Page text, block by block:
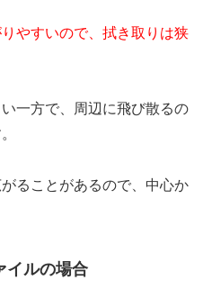
やすいので、拭き取りは狭
一方で、周辺に飛び散るの
ることがあるので、中心か
イルの場合